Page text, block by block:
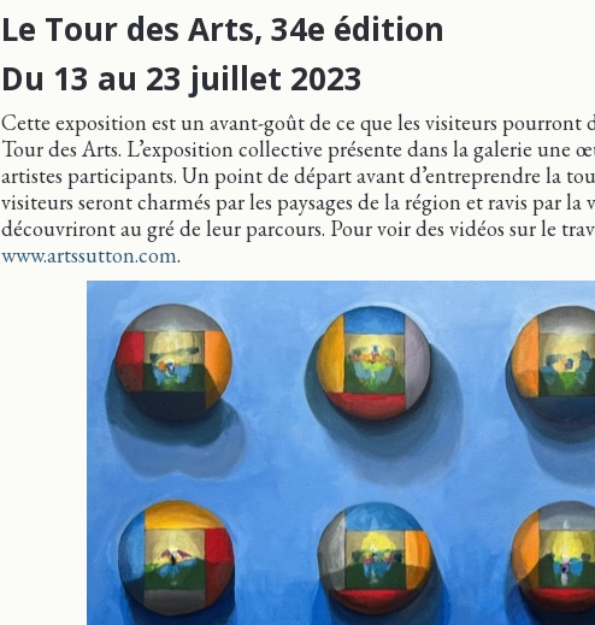
Le Tour des Arts, 34e édition
Du 13 au 23 juillet 2023
Cette exposition est un avant-goût de ce que les visiteurs pourront
Tour des Arts. L’exposition collective présente dans la galerie une
artistes participants. Un point de départavant d’entreprendre la
visiteurs seront charmés par les paysages de la région et ravis par
découvriront au gré de leur parcours. Pour voir des vidéos sur le
www.artssutton.com.